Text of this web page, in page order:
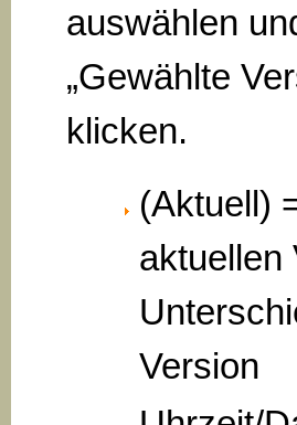
auswählen
„Gewählte
klicken.
(Aktuell)
aktuellen
Version